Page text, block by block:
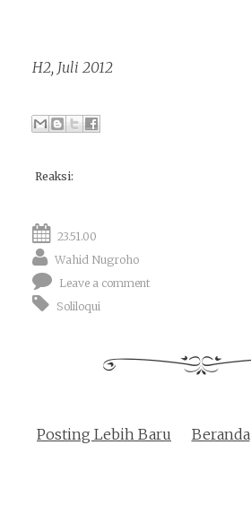
H2, Juli 2012
Reaksi:
23.51.00
Wahid Nugroho
Leave a comment
Soliloqui
Posting Lebih Baru Beranda